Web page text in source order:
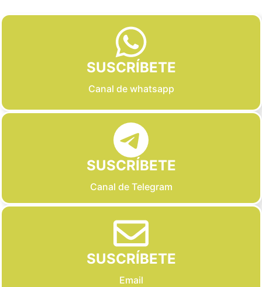
SUSCRÍBETE
Canal de whatsapp
SUSCRÍBETE
Canal de Telegram
SUSCRÍBETE
Email